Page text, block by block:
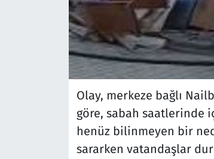
Olay, merkeze bağlı
göre, sabah saatlerinde
henüz bilinmeyen bir
sararken vatandaşlar